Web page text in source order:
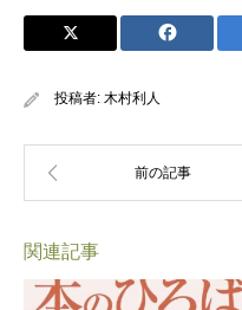
投稿者: 木村利人
関連記事